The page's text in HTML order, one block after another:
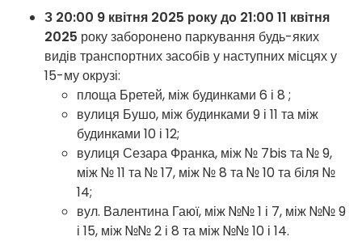
З 20:00 9 квітня 2025 року до 21:00 11 квітня
2025 року заборонено паркування будь-яких
видів транспортних засобів у наступних місцях у
15-му окрузі:
площа Бретей, між будинками 6 і 8 ;
вулиця Бушо, між будинками 9 і 11 та між
будинками 10 і 12;
вулиця Сезара Франка, між № 7bis та № 9,
між № 11 та № 17, між № 8 та № 10 та біля №
14;
вул. Валентина Гаюї, між №№ 1 і 7, між №№ 9
і 15, між №№ 2 і 8 та між №№ 10 і 14.